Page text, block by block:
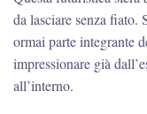
da lasciare senza fiato.
ormai parte integrante
impressionare già
all’interno.